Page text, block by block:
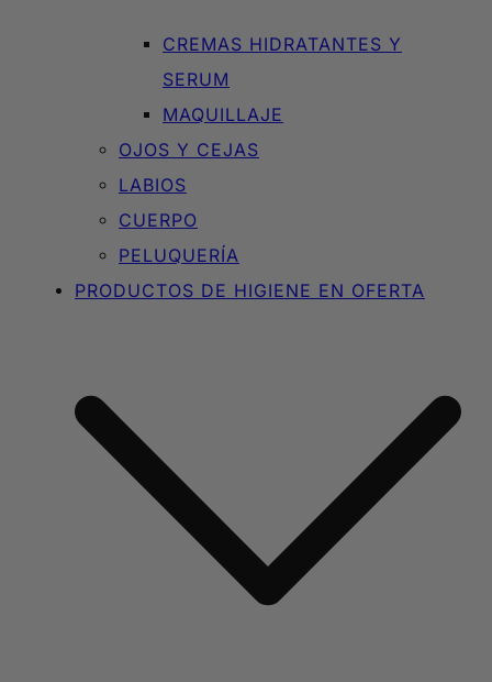
CREMAS HIDRATANTES Y
SERUM
MAQUILLAJE
OJOS Y CEJAS
LABIOS
CUERPO
PELUQUERÍA
PRODUCTOS DE HIGIENE EN OFERTA